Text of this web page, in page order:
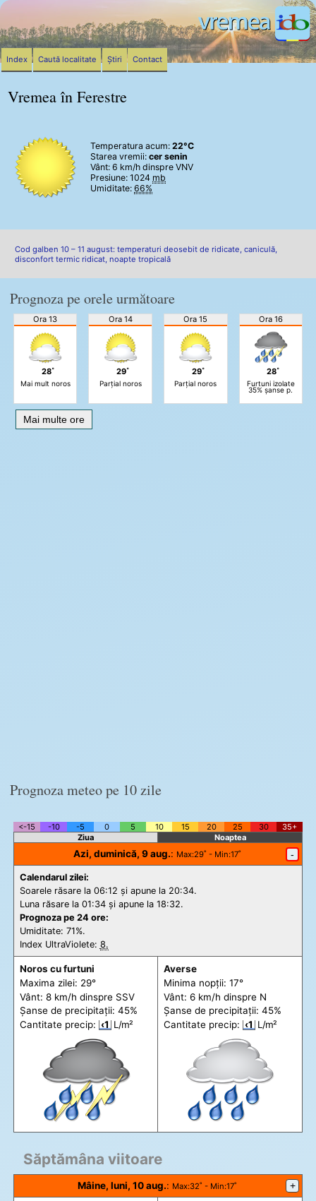
Vremea în Ferestre
Temperatura acum: 22°C
Starea vremii: cer senin
Vânt: 6 km/h dinspre VNV
Presiune: 1024 mb
Umiditate: 66%
Cod galben 10 – 11 august: temperaturi deosebit de ridicate, caniculă,
disconfort termic ridicat, noapte tropicală
Prognoza pe orele următoare
Ora 13
28˚
Mai mult noros
Ora 14
29˚
Parțial noros
Ora 15
29˚
Parțial noros
Ora 16
28˚
Furtuni izolate
35% șanse p.
Mai multe ore
Prognoza meteo pe 10 zile
<-15 -10 -5 0 5 10 15 20 25 30
35+
Ziua
Noaptea
Azi, duminică, 9 aug.: Max:29˚ - Min:17˚ -
Calendarul zilei:
Soarele răsare la 06:12 și apune la 20:34.
Luna răsare la 01:34 și apune la 18:32.
Prognoza pe 24 ore:
Umiditate: 71%.
Index UltraViolete: 8.
Noros cu furtuni
Maxima zilei: 29°
Vânt: 8 km/h dinspre SSV
Șanse de precipitații: 45%
Cantitate precip: ‹1 L/m²
Averse
Minima nopții: 17°
Vânt: 6 km/h dinspre N
Șanse de precipitații: 45%
Cantitate precip: ‹1 L/m²
Săptămâna viitoare
Mâine, luni, 10 aug.: Max:32˚ - Min:17˚ +
Index Caută localitate Știri Contact